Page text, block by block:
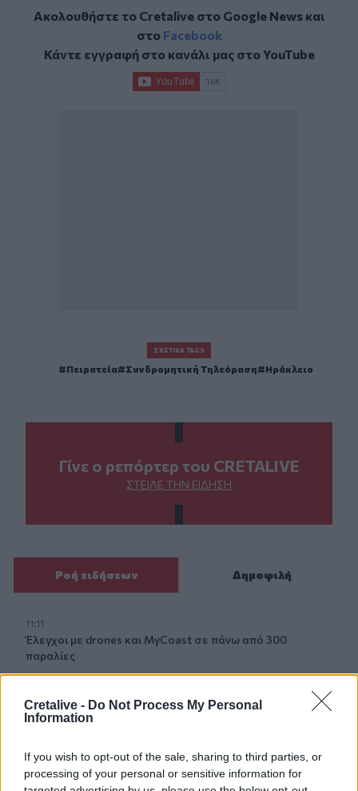
Cretalive - Do Not Process My Personal
Information
If you wish to opt-out of the sale, sharing to third parties, or
processing of your personal or sensitive information for
Ακολουθήστε το Cretalive στο Google Newsκαι
στο Facebook
Κάντε εγγραφή στο κανάλι μας στοYouTube
ΣΧΕΤΙΚΆ TAGS
Πειρατεία Συνδρομητική Τηλεόραση Ηράκλειο
Γίνε ο ρεπόρτερ του CRETALIVE
ΣΤΕΊΛΕ ΤΗΝ ΕΊΔΗΣΗ
Ροή ειδήσεων Δημοφιλή
11:11
Έλεγχοι με drones και MyCoast σε πάνω από 300
παραλίες
Τροχαίο στις Σέρρες: «Διαλύθηκαν» τα αυτοκίνητα από
τη μετωπική σύγκρουση
10:46
Ξεπέρασαν τις 4.000 τα κρούσματα Εμπολα στο Κονγκό